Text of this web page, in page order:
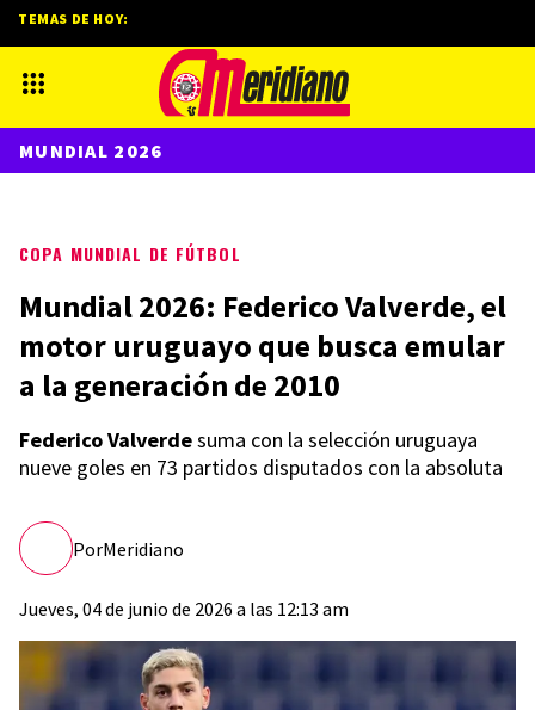
COPA MUNDIAL DE FÚTBOL
Mundial 2026: Federico Valverde, el
motor uruguayo que busca emular
a la generación de 2010
Federico Valverdesuma con la selección uruguaya
nueve goles en 73 partidos disputados con la absoluta
PorMeridiano
Jueves, 04 de junio de 2026 a las 12:13 am
TEMAS DE HOY:
MUNDIAL 2026